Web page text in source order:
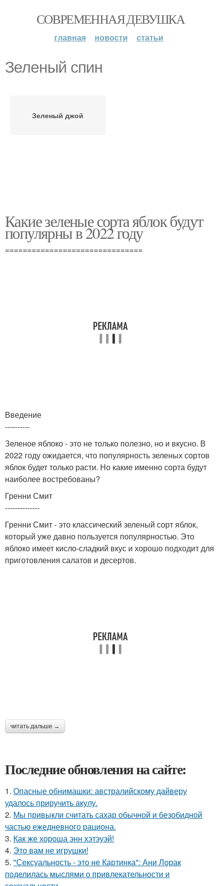
СОВРЕМЕННАЯ ДЕВУШКА
главная новости статьи
Зеленый спин
Зеленый джой
Какие зеленые сорта яблок будут
популярны в 2022 году
===============================
Введение
----------
Зеленое яблоко - это не только полезно, но и вкусно. В
2022 году ожидается, что популярность зеленых сортов
яблок будет только расти. Но какие именно сорта будут
наиболее востребованы?
Гренни Смит
--------------
Гренни Смит - это классический зеленый сорт яблок,
который уже давно пользуется популярностью. Это
яблоко имеет кисло-сладкий вкус и хорошо подходит для
приготовления салатов и десертов.
читать дальше →
Последние обновления на сайте:
1. Опасные обнимашки: австралийскому дайверу
удалось приручить акулу.
2. Мы привыкли считать сахар обычной и безобидной
частью ежедневного рациона.
3. Как же хороша энн хэтэуэй!
4. Это вам не игрушки!
5. "Сексуальность - это не Картинка": Ани Лорак
поделилась мыслями о привлекательности и